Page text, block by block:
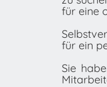
für eine
für ein
Sie